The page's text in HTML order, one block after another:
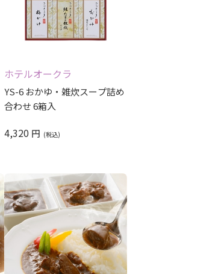
発売日＋商品名
レビュー順
ホテルオークラ
YS-6 おかゆ・雑炊スープ詰め
合わせ 6箱入
4,320 円